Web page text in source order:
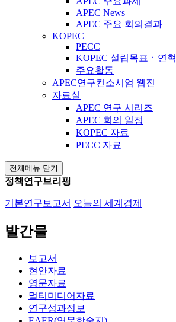
APEC News
APEC 주요 회의결과
KOPEC
PECC
KOPEC 설립목표ㆍ연혁
주요활동
APEC연구컨소시엄 웹진
자료실
APEC 연구 시리즈
APEC 회의 일정
KOPEC 자료
PECC 자료
전체메뉴 닫기
정책연구브리핑
기본연구보고서 오늘의 세계경제
발간물
보고서
현안자료
영문자료
멀티미디어자료
연구성과정보